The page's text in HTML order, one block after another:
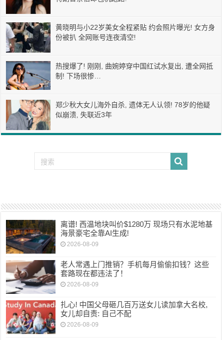
黄晓明与小22岁美女全程紧贴 约会照片曝光! 女方身
份被扒 全网账号连夜清空!
热搜爆了! 刚刚, 曲婉婷穿中国红试水复出, 遭全网抵
制! 下场很惨…
郑少秋大女儿海外自杀, 遗体无人认领! 78岁的他疑
似崩溃, 失联近3年
离谱! 西温地块叫价$1280万 现场只有水泥地基
海景豪宅全靠AI生成!
2026-08-09
老人常遇上门推销？手机每月偷偷扣钱？这些
套路现在都违法了！
2026-08-09
扎心! 中国父母砸几百万送女儿读加拿大名校,
女儿却自责: 自己不配
2026-08-09